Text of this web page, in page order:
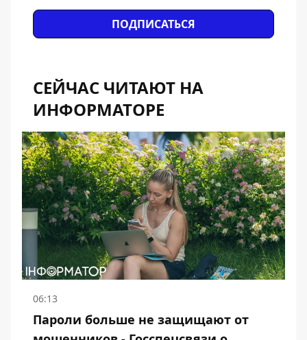
ПОДПИСАТЬСЯ
СЕЙЧАС ЧИТАЮТ НА
ИНФОРМАТОРЕ
06:13
Пароли больше не защищают от